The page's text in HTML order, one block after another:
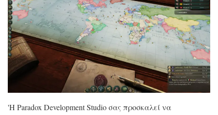
'Η Paradox Development Studio σας προσκαλεί να